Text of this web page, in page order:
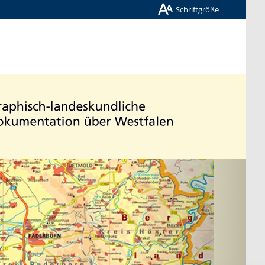
Schriftgröße
Nächste